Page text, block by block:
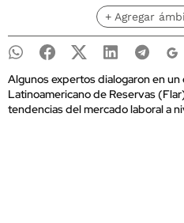
+ Agregar
Algunos expertos dialogaron en
Latinoamericano de Reservas
tendencias del mercado laboral a